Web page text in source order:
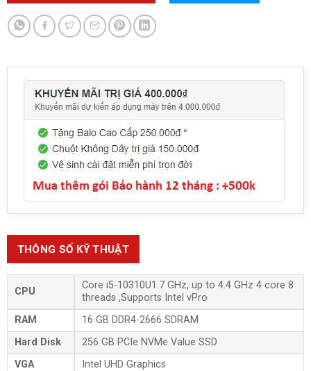
THÔNG SỐ KỸ THUẬT
CPU
Core i5-10310U1.7 GHz, up to 4.4 GHz 4 core 8
threads ,Supports Intel vPro
RAM
16 GB DDR4-2666 SDRAM
Hard Disk
256 GB PCIe NVMe Value SSD
VGA
Intel UHD Graphics